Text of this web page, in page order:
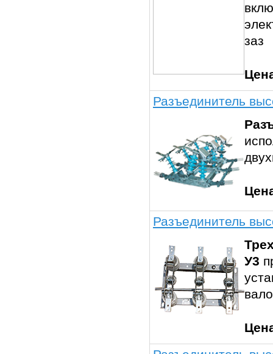
заз
Разъединитель
Разъединитель
У3